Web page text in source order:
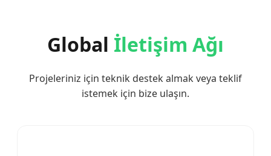
Global İletişim Ağı
Projeleriniz için teknik destek almak veya teklif
istemek için bize ulaşın.